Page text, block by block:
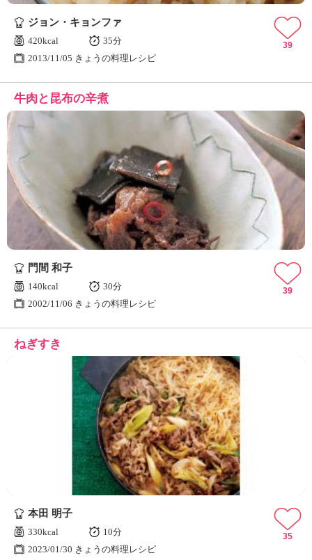
ジョン・キョンファ
420kcal
35分
2013/11/05 きょうの料理レシピ
39
牛肉と昆布の辛煮
門間 和子
140kcal
30分
2002/11/06 きょうの料理レシピ
39
ねぎすき
本田 明子
330kcal
10分
2023/01/30 きょうの料理レシピ
35